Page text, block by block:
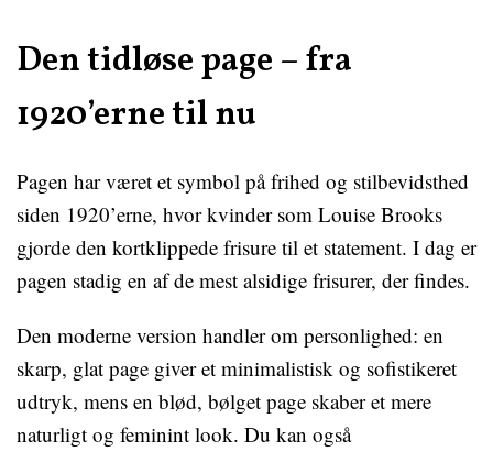
Den tidløse page – fra
1920’erne til nu
Pagen har været et symbol på frihed og stilbevidsthed
siden 1920’erne, hvor kvinder som Louise Brooks
gjorde den kortklippede frisure til et statement. I dag er
pagen stadig en af de mest alsidige frisurer, der findes.
Den moderne version handler om personlighed: en
skarp, glat page giver et minimalistisk og sofistikeret
udtryk, mens en blød, bølget page skaber et mere
naturligt og feminint look. Du kan også